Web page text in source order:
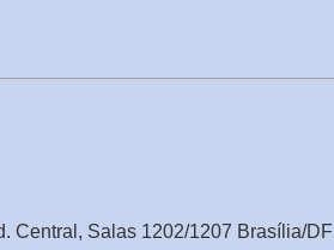
Central, Salas 1202/1207 Brasília/DF